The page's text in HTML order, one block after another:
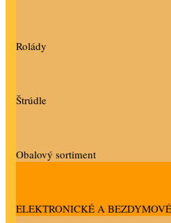
Rolády
Štrúdle
Obalový sortiment
ELEKTRONICKÉ A